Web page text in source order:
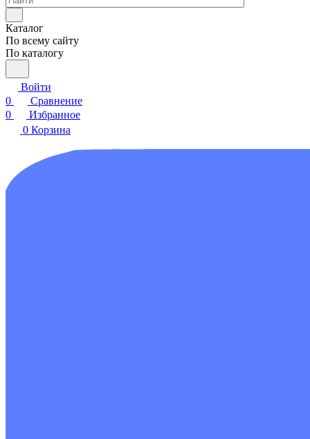
Каталог
По всему сайту
По каталогу
Войти
0
Сравнение
0
Избранное
0 Корзина